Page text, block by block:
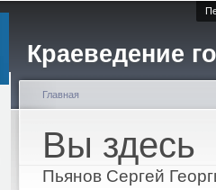
Краеведение
Вы здесь
Главная
Пьянов Сергей